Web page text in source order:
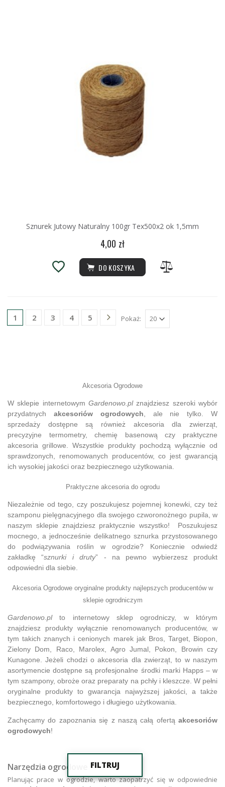
FILTRUJ
Sznurek Jutowy Naturalny 100gr Tex500x2 ok 1,5mm
4,00 zł
DO KOSZYKA
1 2 3 4 5 Pokaż:
Akcesoria Ogrodowe
W sklepie internetowym Gardenowo.plznajdziesz szeroki wybór
przydatnych akcesoriów ogrodowych , ale nie tylko. W
sprzedaży dostępne są również akcesoria dla zwierząt,
precyzyjne termometry, chemię basenową czy praktyczne
akcesoria grillowe. Wszystkie produkty pochodzą wyłącznie od
sprawdzonych, renomowanych producentów, co jest gwarancją
ich wysokiej jakości oraz bezpiecznego użytkowania.
Praktyczne akcesoria do ogrodu
Niezależnie od tego, czy poszukujesz pojemnej konewki, czy też
szamponu pielęgnacyjnego dla swojego czworonożnego pupila, w
naszym sklepie znajdziesz praktycznie wszystko! Poszukujesz
mocnego, a jednocześnie delikatnego sznurka przystosowanego
do podwiązywania roślin w ogrodzie? Koniecznie odwiedź
zakładkę “sznurki i druty” - na pewno wybierzesz produkt
odpowiedni dla siebie.
Akcesoria Ogrodowe oryginalne produkty najlepszych producentów w
sklepie ogrodniczym
Gardenowo.plto internetowy sklep ogrodniczy, w którym
znajdziesz produkty wyłącznie renomowanych producentów, w
tym takich znanych i cenionych marek jak Bros, Target, Biopon,
Zielony Dom, Raco, Marolex, Agro Jumal, Pokon, Browin czy
Kunagone. Jeżeli chodzi o akcesoria dla zwierząt, to w naszym
asortymencie dostępne są profesjonalne środki marki Happs – w
tym szampony, obroże oraz preparaty na pchły i kleszcze. W pełni
oryginalne produkty to gwarancja najwyższej jakości, a także
bezpiecznego, komfortowego i długiego użytkowania.
Zachęcamy do zapoznania się z naszą całą ofertą akcesoriów
ogrodowych!
Narzędzia ogrodowe
Planując prace w ogrodzie, warto zaopatrzyć się w odpowiednie